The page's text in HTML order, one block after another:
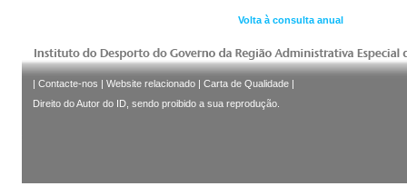
Volta à consulta anual
| Contacte-nos | Website relacionado | Carta de Qualidade |
Direito do Autor do ID, sendo proibido a sua reprodução.